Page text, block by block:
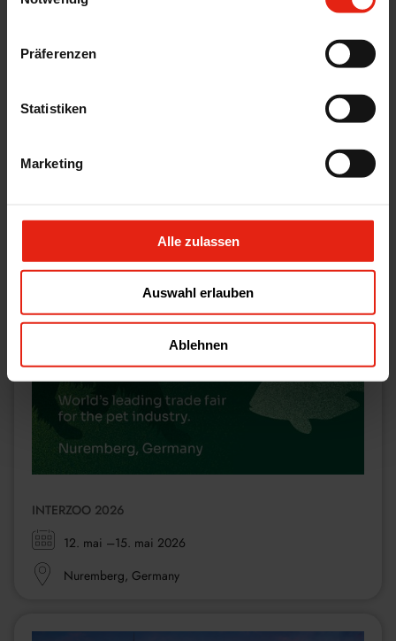
Präferenzen
Statistiken
Marketing
Alle zulassen
Auswahl erlauben
Ablehnen
PERSONNELLEMENT.
INTERZOO 2026
Zeitraum:12. mai –15. mai 2026
Ort:
Nuremberg, Germany